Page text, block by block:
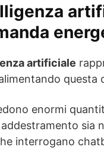
artificiale
questa
enormi
sia
interrogano